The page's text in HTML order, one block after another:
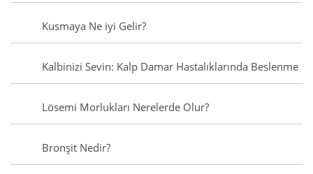
Kusmaya Ne iyi Gelir?
Kalbinizi Sevin: Kalp Damar Hastalıklarında Beslenme
Lösemi Morlukları Nerelerde Olur?
Bronşit Nedir?